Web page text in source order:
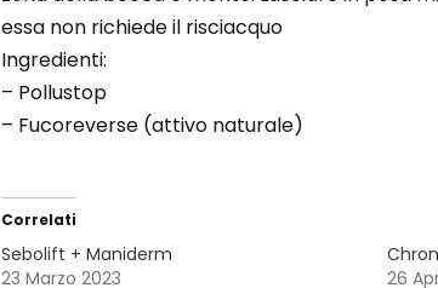
essa non richiede il risciacquo
Ingredienti:
– Pollustop
– Fucoreverse (attivo naturale)
Correlati
Sebolift + Maniderm
23 Marzo 2023
26